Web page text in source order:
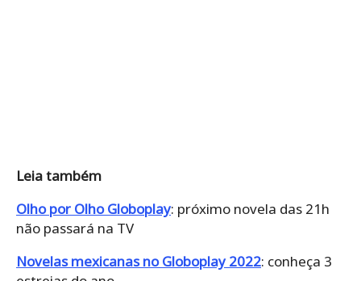
Leia também
Olho por Olho Globoplay: próximo novela das 21h
não passará na TV
Novelas mexicanas no Globoplay 2022: conheça 3